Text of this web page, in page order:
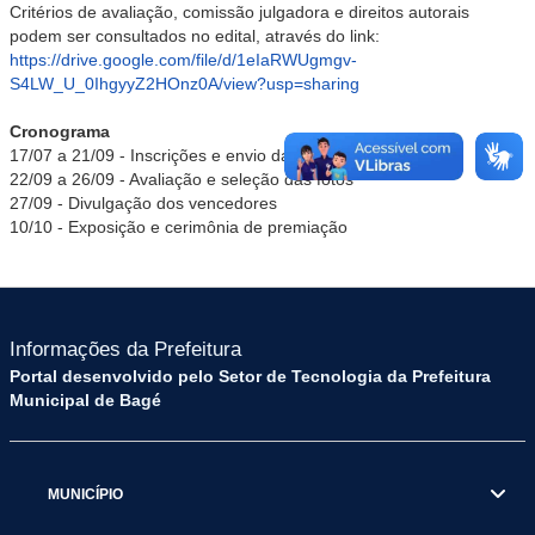
Critérios de avaliação, comissão julgadora e direitos autorais
podem ser consultados no edital, através do link:
https://drive.google.com/file/d/1eIaRWUgmgv-
S4LW_U_0IhgyyZ2HOnz0A/view?usp=sharing
Cronograma
17/07 a 21/09 - Inscrições e envio das fotografias
22/09 a 26/09 - Avaliação e seleção das fotos
27/09 - Divulgação dos vencedores
10/10 - Exposição e cerimônia de premiação
Informações da Prefeitura
Portal desenvolvido pelo Setor de Tecnologia da Prefeitura
Municipal de Bagé
MUNICÍPIO